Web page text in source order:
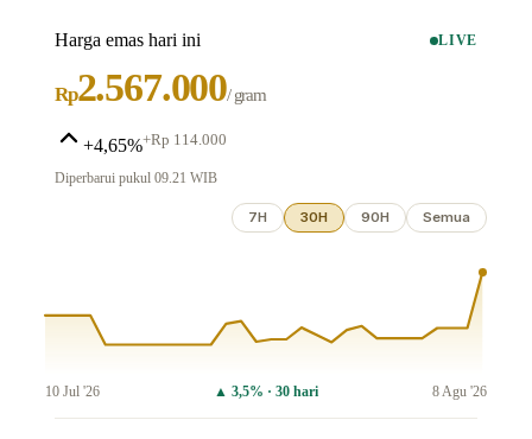
Harga emas hari ini LIVE
Rp2.567.000/ gram
+4,65%+Rp 114.000
Diperbarui pukul 09.21 WIB
7H 30H 90H Semua
10 Jul '26 ▲ 3,5% · 30 hari 8 Agu '26